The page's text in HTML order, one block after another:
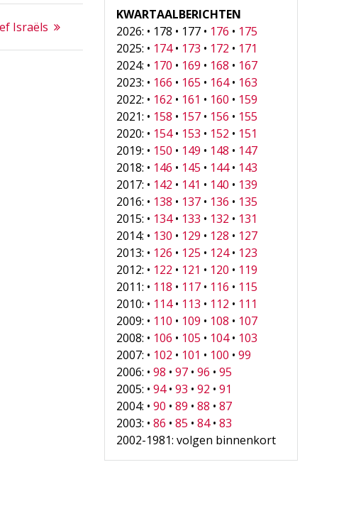
Israëls
KWARTAALBERICHTEN
2026: • 178 • 177 • 176 • 175
2025: • 174• 173 • 172 • 171
2024: • 170 • 169 • 168 • 167
2023: • 166 • 165 • 164• 163
2022: • 162 • 161 • 160 • 159
2021: • 158 • 157 • 156 • 155
2020: • 154• 153 • 152 • 151
2019: • 150 • 149 • 148 • 147
2018: • 146 • 145 • 144• 143
2017: • 142 • 141 • 140 • 139
2016: • 138 • 137 • 136 • 135
2015: • 134• 133 • 132 • 131
2014: • 130 • 129 • 128 • 127
2013: • 126 • 125 • 124• 123
2012: • 122 • 121 • 120 • 119
2011: • 118 • 117 • 116 • 115
2010: • 114• 113 • 112 • 111
2009: • 110 • 109 • 108 • 107
2008: • 106 • 105 • 104• 103
2007: • 102 • 101 • 100 •99
2006: •98 •97 •96 •95
2005: •94•93 •92 •91
2004: •90 •89 •88 •87
2003: •86 •85 •84•83
2002-1981: volgen binnenkort